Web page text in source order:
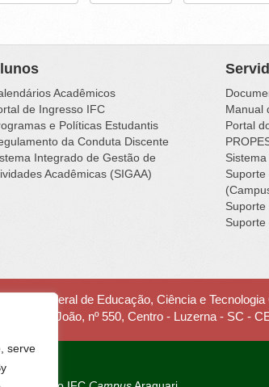
serve
Acadêmicos
de Ingresso IFC
e Políticas Estudantis
da Conduta Discente
Integrado de Gestão de
Acadêmicas (SIGAA)
Manual
Portal
Suporte
Instituto Federal de Educação, Ciência e
Frei João, nº 550, Centro - Luzerna - SC -